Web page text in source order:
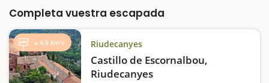
Completa vuestra escapada
a 4,5 Km's Riudecanyes
Castillo de Escornalbou,
Riudecanyes